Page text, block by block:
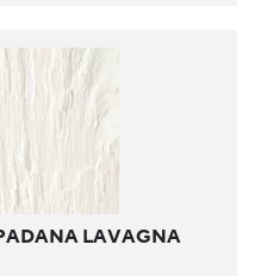
LAVAGNA